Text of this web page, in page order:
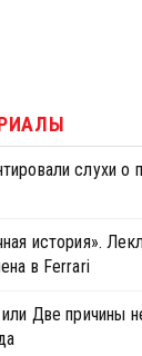
слухи о
история».
в Ferrari
Две причины